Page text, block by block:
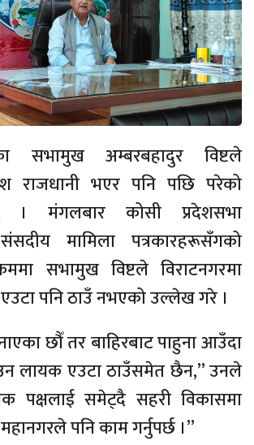
सभामुख अम्बरबहादुर विष्टले
राजधानी भएर पनि पछि परेको
। मंगलबार कोसी प्रदेशसभा
मामिला पत्रकारहरूसँगको
सभामुख विष्टले विराटनगरमा
पनि ठाउँ नभएको उल्लेख गरे ।
छौँ तर बाहिरबाट पाहुना आउँदा
लायक एउटा ठाउँसमेत छैन,’’ उनले
पक्षलाई समेट्दै सहरी विकासमा
पनि काम गर्नुपर्छ ।’’